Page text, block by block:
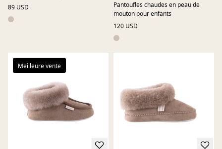
89 USD
Pantoufles chaudes en peau de
mouton pour enfants
120 USD
Meilleure vente